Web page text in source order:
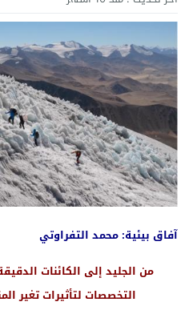
آفاق بيئية: محمد التفراوتي
من الجليد إلى الكائنات
التخصصات لتأثيرات تغير